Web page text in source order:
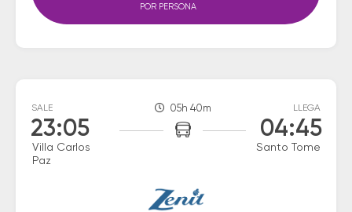
POR PERSONA
SALE
23:05
Villa Carlos
Paz
05h 40m LLEGA
04:45
Santo Tome